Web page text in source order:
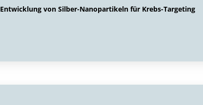
Entwicklung von Silber-Nanopartikeln für Krebs-Targeting